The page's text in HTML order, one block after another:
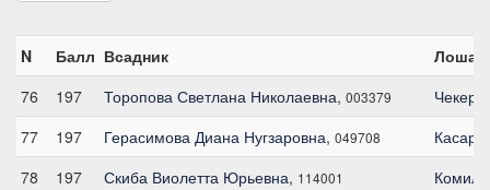
N Балл Всадник
76
197 Торопова Светлана Николаевна, 003379
Чекер
77
197 Герасимова Диана Нугзаровна, 049708
78
197 Скиба Виолетта Юрьевна, 114001